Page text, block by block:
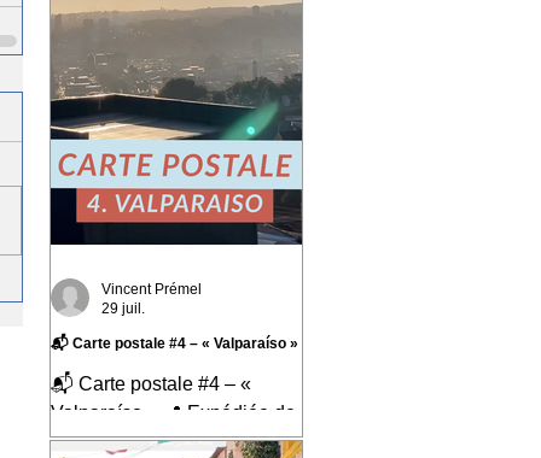
📬 Carte postale #4 – « Valparaíso »
📬 Carte postale #4 – «
Valparaíso » 📍 Expédiée de
: Valparaíso, Chili Cette
Vincent Prémel
29 juil.